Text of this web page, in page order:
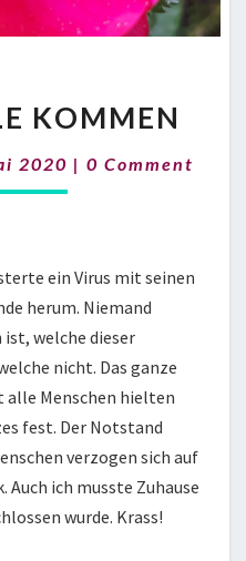
DIE KOMMEN
2020 | Comments
0 Comment
ein Virus mit seinen
herum. Niemand
ist, welche dieser
nicht. Das ganze
alle Menschen hielten
fest. Der Notstand
verzogen sich auf
Auch ich musste Zuhause
wurde. Krass!